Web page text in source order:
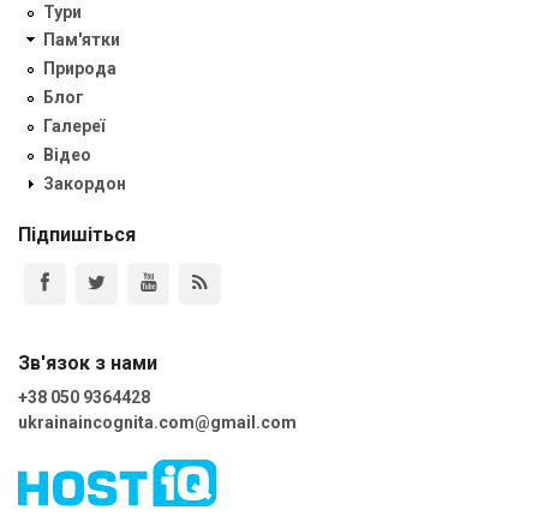
Тури
Пам'ятки
Природа
Блог
Галереї
Відео
Закордон
Підпишіться
Зв'язок з нами
+38 050 9364428
ukrainaincognita.com@gmail.com